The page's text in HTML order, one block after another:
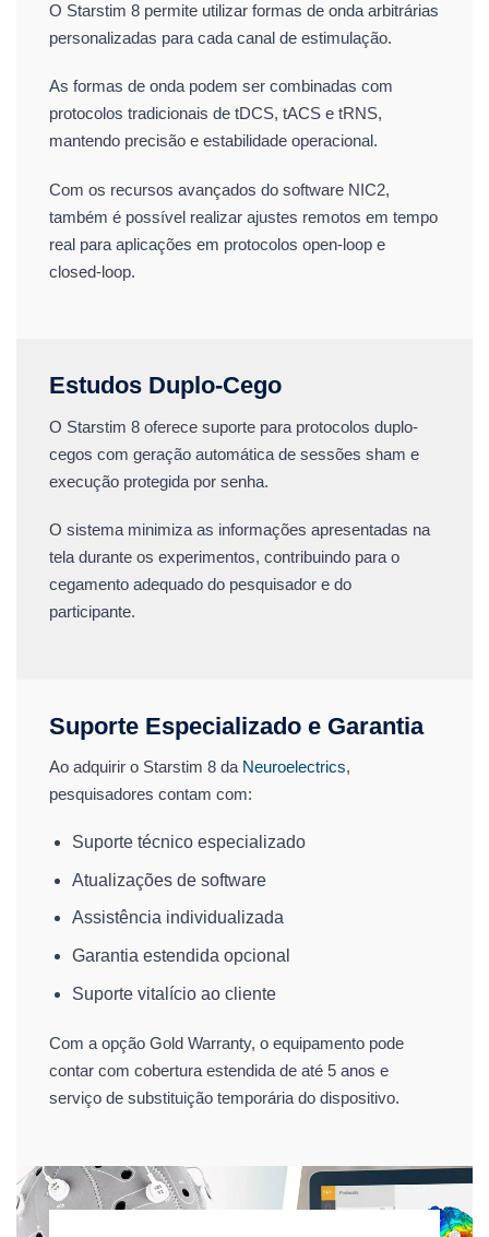
O Starstim 8 permite utilizar formas de onda arbitrárias
personalizadas para cada canal de estimulação.
As formas de onda podem ser combinadas com
protocolos tradicionais de tDCS, tACS e tRNS,
mantendo precisão e estabilidade operacional.
Com os recursos avançados do software NIC2,
também é possível realizar ajustes remotos em tempo
real para aplicações em protocolos open-loop e
closed-loop.
Estudos Duplo-Cego
O Starstim 8 oferece suporte para protocolos duplo-
cegos com geração automática de sessões sham e
execução protegida por senha.
O sistema minimiza as informações apresentadas na
tela durante os experimentos, contribuindo para o
cegamento adequado do pesquisador e do
participante.
Suporte Especializado e Garantia
Ao adquirir o Starstim 8 da Neuroelectrics,
pesquisadores contam com:
Suporte técnico especializado
Atualizações de software
Assistência individualizada
Garantia estendida opcional
Suporte vitalício ao cliente
Com a opção Gold Warranty, o equipamento pode
contar com cobertura estendida de até 5 anos e
serviço de substituição temporária do dispositivo.